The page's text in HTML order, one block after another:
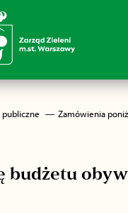
― Zamówienia
budżetu